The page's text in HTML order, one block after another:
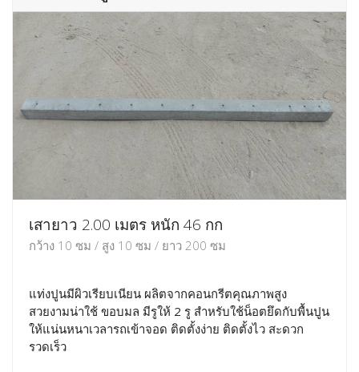
เสายาว 2.00 เมตร หนัก 46 กก
กว้าง 10 ซม / สูง 10 ซม / ยาว 200 ซม
แท่งปูนมีผิวเรียบเนียน ผลิตจากคอนกรีตคุณภาพสูง
สวยงามน่าใช้ ขอบมล มีรูให้ 2 รู สำหรับใช้น็อตยึดกับพื้นปูน
ให้แน่นหนาเวลารถเข้าจอด ติดตั้งง่าย ติดตั้งไว สะดวก
รวดเร็ว